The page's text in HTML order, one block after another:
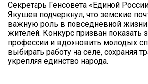
Секретарь Генсовета «Единой
Якушев подчеркнул, что земские
важную роль в повседневной жизни
жителей. Конкурс призван показать
профессии и вдохновить молодых
выбирать работу на селе, сохраняя
укрепляя единство народа.